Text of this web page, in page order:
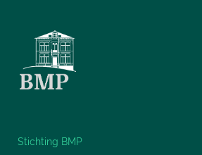
Stichting BMP